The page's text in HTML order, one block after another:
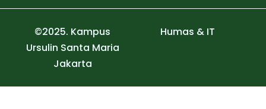
©2025. Kampus
Ursulin Santa Maria
Jakarta
Humas & IT